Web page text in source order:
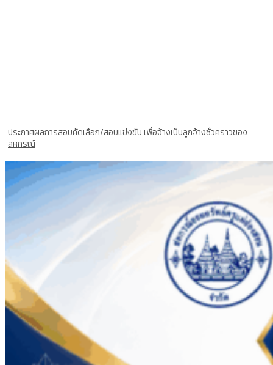
ประกาศผลการสอบคัดเลือก/สอบแข่งขัน เพื่อจ้างเป็นลูกจ้างชั่วคราวของ
สหกรณ์